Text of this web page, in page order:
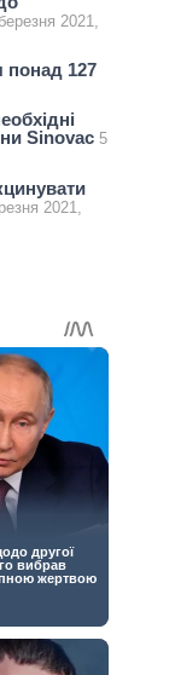
2021,
понад 127
Sinovac 5
2021,